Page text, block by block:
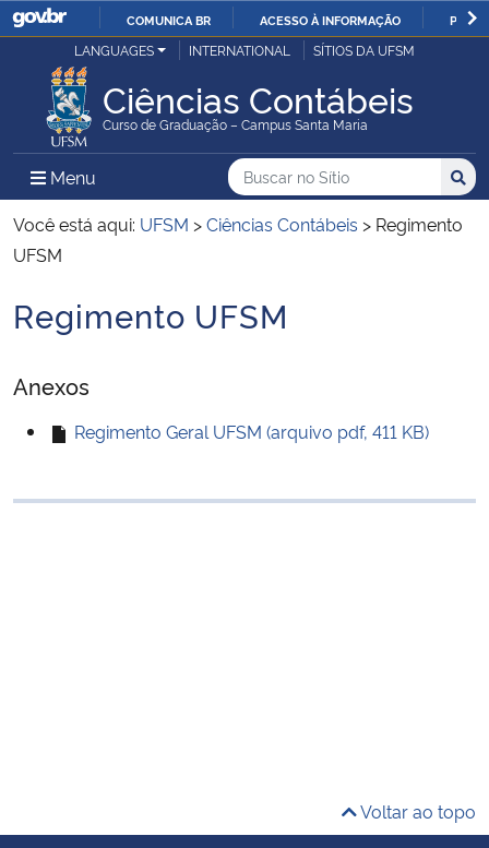
IR
O
COMUNICA BR ACESSO À INFORMAÇÃO
Ministério da Justiça e Segurança Pública
Ministério da Defesa
Ministério das Relações Exteriores
Ministério da Infraestrutura
Ministério da Agricultura, Pecuária e Abastecimento
Ministério da Educação
Ministério da Cidadania
LANGUAGES INTERNATIONAL SÍTIOS DA UFSM
Ciências Contábeis
Curso de Graduação – Campus Santa Maria
Menu Menu Principal do Sítio
Busca
Buscar no no Sítio
Busca:
Você está aqui: UFSM >Ciências Contábeis > Regimento
UFSM
Início do conteúdo
Regimento UFSM
Anexos
Regimento Geral UFSM (arquivo pdf, 411 KB)
Voltar ao topo